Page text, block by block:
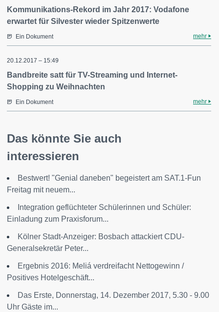
Kommunikations-Rekord im Jahr 2017: Vodafone
erwartet für Silvester wieder Spitzenwerte
Ein Dokument mehr
20.12.2017 – 15:49
Bandbreite satt für TV-Streaming und Internet-
Shopping zu Weihnachten
Ein Dokument mehr
Das könnte Sie auch
interessieren
Bestwert! "Genial daneben" begeistert am SAT.1-Fun
Freitag mit neuem...
Integration geflüchteter Schülerinnen und Schüler:
Einladung zum Praxisforum...
Kölner Stadt-Anzeiger: Bosbach attackiert CDU-
Generalsekretär Peter...
Ergebnis 2016: Meliá verdreifacht Nettogewinn /
Positives Hotelgeschäft...
Das Erste, Donnerstag, 14. Dezember 2017, 5.30 - 9.00
Uhr Gäste im...